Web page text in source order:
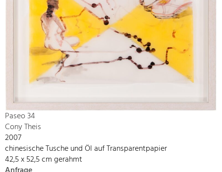
Paseo 34
Cony Theis
2007
chinesische Tusche und Öl auf Transparentpapier
42,5 x 52,5 cm gerahmt